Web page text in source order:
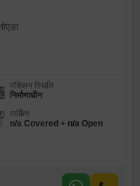
पॉसेशन स्थिति
निर्माणाधीन
पार्किंग
n/a Covered + n/a Open